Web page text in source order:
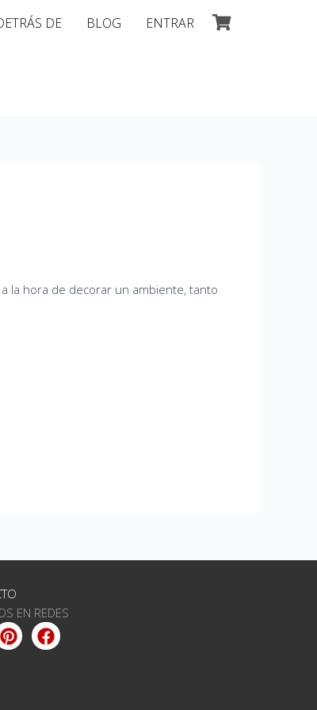
DE BLOG ENTRAR
la hora de decorar un ambiente, tanto
EN REDES
PinterestFacebook